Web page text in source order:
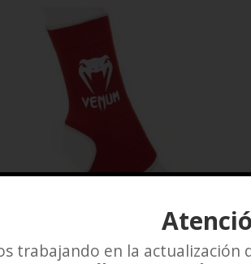
TOBILLERA KONTAC VENUM
$18.500
trabajando en la actualización